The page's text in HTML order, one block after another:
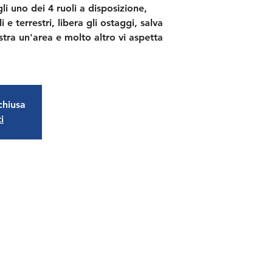
uno dei 4 ruoli a disposizione,
e terrestri, libera gli ostaggi, salva
un'area e molto altro vi aspetta